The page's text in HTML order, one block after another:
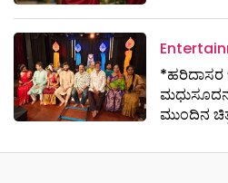
*ಹರಿದಾಸರ
ಮುಂದಿನ